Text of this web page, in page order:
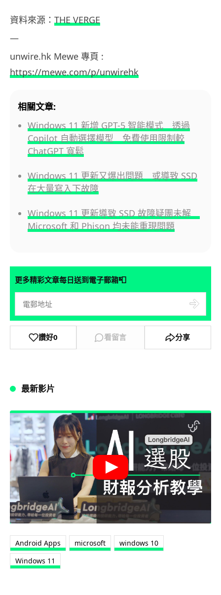
資料來源： THE VERGE
—
unwire.hk Mewe 專頁 :
https://mewe.com/p/unwirehk
相關文章:
Windows 11 新增 GPT-5 智能模式 透過
Copilot 自動選擇模型 免費使用限制較
ChatGPT 寬鬆
Windows 11 更新又爆出問題 或導致 SSD
在大量寫入下故障
Windows 11 更新導致 SSD 故障疑團未解
Microsoft 和 Phison 均未能重現問題
更多精彩文章每日送到電子郵箱📮
讚好0 看留言 分享
最新影片
Android Apps microsoft
windows 10
Windows 11